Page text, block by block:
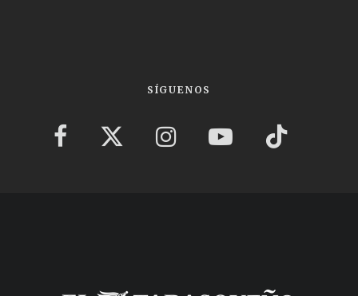
SÍGUENOS